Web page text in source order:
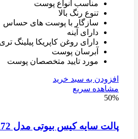
مناسب انواع پوست
تنوع رنگ بالا
سازگار با پوست های حساس
دارای آینه
دارای روغن کاپریکا پیلینگ
آبرسان پوست
مورد تایید متخصصان پوست
افزودن به سبد خرید
مشاهده سریع
50%
پالت سایه کیس بیوتی مدل R72